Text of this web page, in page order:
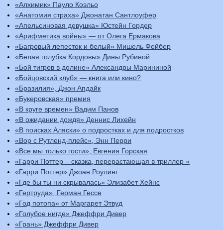
«Алхимик» Пауло Коэльо
«Анатомия страха» Джонатан Сантлоуфер
«Апельсиновая девушка» Юстейн Гордер
«Арифметика войны» — от Олега Ермакова
«Багровый лепесток и белый» Мишель Фейбер
«Белая голубка Кордовы» Дины Рубиной
«Бой тигров в долине» Александры Марининой
«Бойцовский клуб» — книга или кино?
«Бразилия», Джон Апдайк
«Букеровская» премия
«В круге времен» Вадим Панов
«В ожидании дождя» Деннис Лихейн
«В поисках Аляски» о подростках и для подростков
«Вор с Рутленд-плейс», Энн Перри
«Все мы только гости», Евгения Горская
«Гарри Поттер – сказка, перерастающая в триллер »
«Гарри Поттер» Джоан Роулинг
«Где бы ты ни скрывалась» Элизабет Хейнс
«Гертруда», Герман Гессе
«Год потопа» от Маргарет Этвуд
«Голубое нигде» Джеффри Дивер
«Грань» Джеффри Дивер